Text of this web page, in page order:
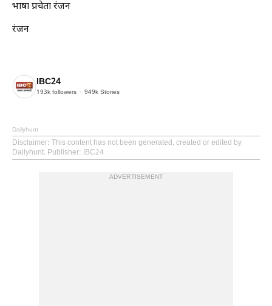
भाषा प्रचेता रंजन
रंजन
IBC24
193k followers 949k Stories
Dailyhunt
Disclaimer: This content has not been generated, created or edited by
Dailyhunt. Publisher: IBC24
ADVERTISEMENT